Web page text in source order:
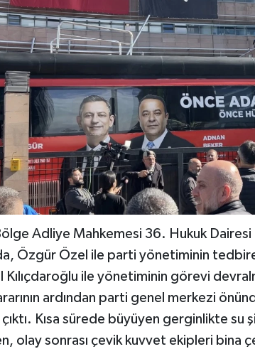
Adliye Mahkemesi 36. Hukuk Dairesi
Özgür Özel ile parti yönetiminin
Kılıçdaroğlu ile yönetiminin görevi
ardından parti genel merkezi
Kısa sürede büyüyen gerginlikte su
olay sonrası çevik kuvvet ekipleri bina